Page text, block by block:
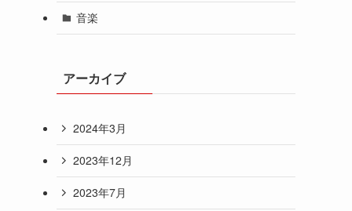
音楽
アーカイブ
2024年3月
2023年12月
2023年7月